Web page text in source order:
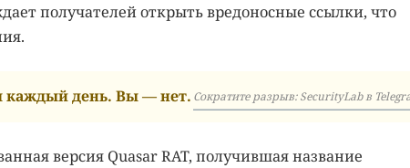
получателей открыть вредоносные ссылки, что
день. Вы — нет. Сократите разрыв: SecurityLab в
версия Quasar RAT, получившая название